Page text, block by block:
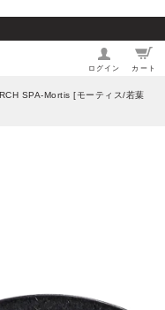
ログイン カート
SPA-Mortis [モーティス/若葉